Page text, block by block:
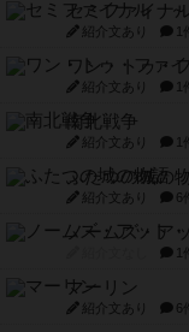
セミファイナ
紹介文あり
ワン・トゥ・
紹介文あり
南北戦争
紹介文あり
ふたつの城の
紹介文あり 6
ノームズ・ア
マーリン
紹介文あり 6